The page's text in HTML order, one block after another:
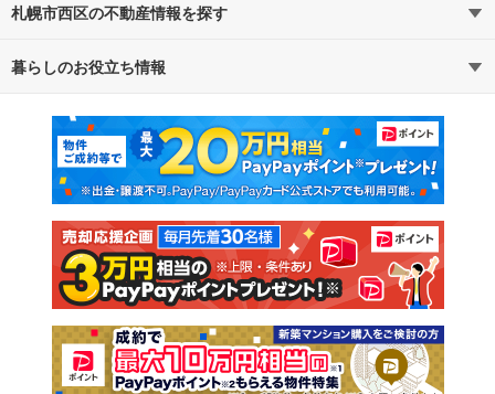
路線・駅から探す
通勤・通学時間から探す
札幌市西区の不動産情報を探す
不動産・住宅
新築マンション 中古マンション
新築一戸建て 中古一戸建て
注文住宅 土地
売却査定
暮らしのお役立ち情報
マンションカタログ 教えて！住まいの先生